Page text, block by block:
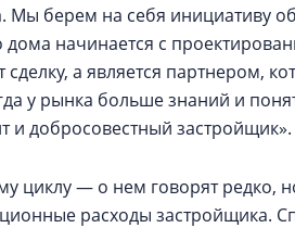
Мы берем на себя инициативу
начинается с
а является партнером,
у рынка больше знаний и
и добросовестный застройщик».
циклу — о нем говорят редко,
расходы застройщика.